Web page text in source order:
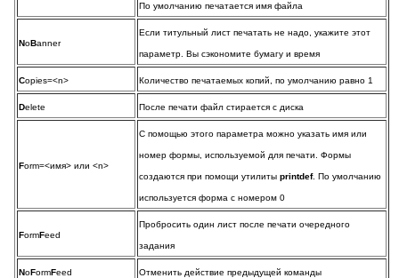
По умолчанию печатается имя файла
NoBanner
Если титульный лист печатать не надо, укажите этот
параметр. Вы сэкономите бумагу и время
Copies=<n> Количество печатаемых копий, по умолчанию равно 1
Delete После печати файл стирается с диска
Form=<имя> или <n>
С помощью этого параметра можно указать имя или
номер формы, используемой для печати. Формы
создаются при помощи утилиты printdef. По умолчанию
используется форма с номером 0
FormFeed
Пробросить один лист после печати очередного
задания
NoFormFeed Отменить действие предыдущей команды